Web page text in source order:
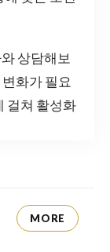
상담해보
화가 필요
걸쳐 활성화
MORE